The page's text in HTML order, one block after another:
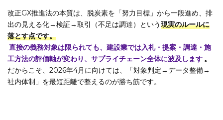
改正GX推進法の本質は、脱炭素を「努力目標」から一段進め、排
出の見える化→検証→取引（不足は調達）という現実のルールに
落とす点です。
直接の義務対象は限られても、建設業では入札・提案・調達・施
工方法の評価軸が変わり、サプライチェーン全体に波及します 。
だからこそ、2026年4月に向けては、「対象判定→データ整備→
社内体制」を最短距離で整えるのが勝ち筋です。